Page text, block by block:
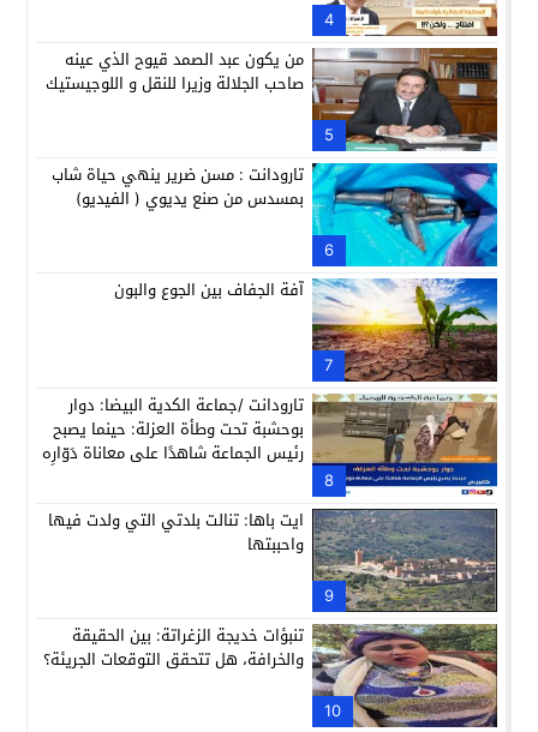
4
5
من يكون عبد الصمد قيوح الذي عينه
صاحب الجلالة وزيرا للنقل و اللوجيستيك
6
تارودانت : مسن ضرير ينهي حياة شاب
بمسدس من صنع يديوي ( الفيديو)
7
آفة الجفاف بين الجوع والبون
8
تارودانت /جماعة الكدية البيضا: دوار
بوحشبة تحت وطأة العزلة: حينما يصبح
رئيس الجماعة شاهدًا على معاناة دَوّارِه
9
ايت باها: تنالت بلدتي التي ولدت فيها
واحببتها
10
تنبؤات خديجة الزغراتة: بين الحقيقة
والخرافة، هل تتحقق التوقعات الجريئة؟